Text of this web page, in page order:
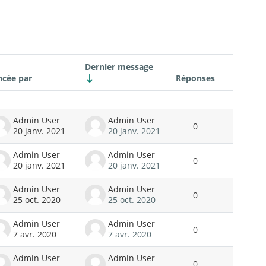
par
Dernier message
Réponses
Actions
Admin User
20 janv. 2021
Admin User
20 janv. 2021
0
Admin User
20 janv. 2021
Admin User
20 janv. 2021
0
Admin User
25 oct. 2020
Admin User
25 oct. 2020
0
Admin User
7 avr. 2020
Admin User
7 avr. 2020
0
Admin User
Admin User
0